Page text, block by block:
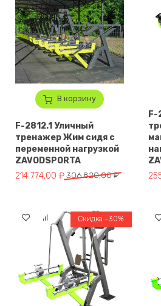
В корзину
F-2812.1 Уличный
тренажер Жим сидя с
переменной нагрузкой
ZAVODSPORTA
306 820,00₽
Первоначальная цена составляла
214 774,00 ₽
Текущая цена: 214 774,00 ₽.
F-
Скидка -30%